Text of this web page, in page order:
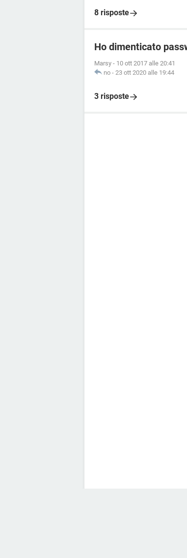
8 risposte
Ho dimenticato
Marsy - 10 ott 2017 alle 20:41
no - 23 ott 2020 alle 19:44
3 risposte